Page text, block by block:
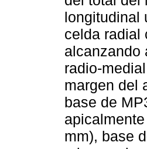
longitudinal
celda radial
alcanzando
radio-
margen del
base de
mm), base